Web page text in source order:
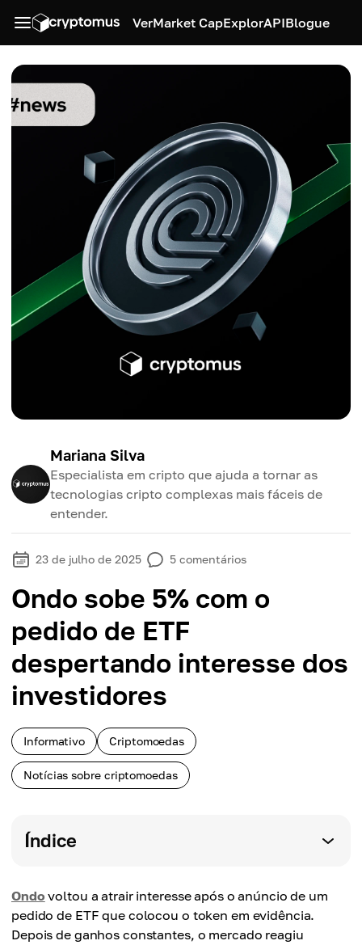
VerMarket CapExplorAPIBlogue
Mariana Silva
Especialista em cripto que ajuda a tornar as
tecnologias cripto complexas mais fáceis de
entender.
23 de julho de 2025 5 comentários
Ondo sobe 5% com o
pedido de ETF
despertando interesse dos
investidores
Informativo Criptomoedas
Notícias sobre criptomoedas
Índice
Ondo voltou a atrair interesse após o anúncio de um
pedido de ETF que colocou o token em evidência.
Depois de ganhos constantes, o mercado reagiu